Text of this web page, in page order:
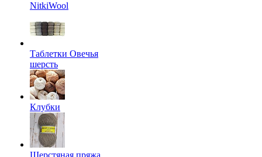
NitkiWool
Таблетки Овечья
шерсть
Клубки
Шерстяная пряжа